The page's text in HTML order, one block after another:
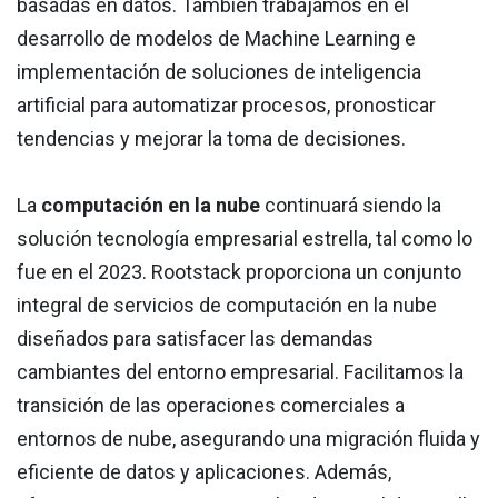
basadas en datos. También trabajamos en el
desarrollo de modelos de Machine Learning e
implementación de soluciones de inteligencia
artificial para automatizar procesos, pronosticar
tendencias y mejorar la toma de decisiones.
La computación en la nube continuará siendo la
solución tecnología empresarial estrella, tal como lo
fue en el 2023. Rootstack proporciona un conjunto
integral de servicios de computación en la nube
diseñados para satisfacer las demandas
cambiantes del entorno empresarial. Facilitamos la
transición de las operaciones comerciales a
entornos de nube, asegurando una migración fluida y
eficiente de datos y aplicaciones. Además,